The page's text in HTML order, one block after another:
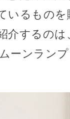
いるもの
介するの
ーンラン